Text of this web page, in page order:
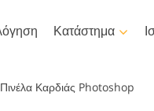
Κατάστημα
Καρδιάς Photoshop